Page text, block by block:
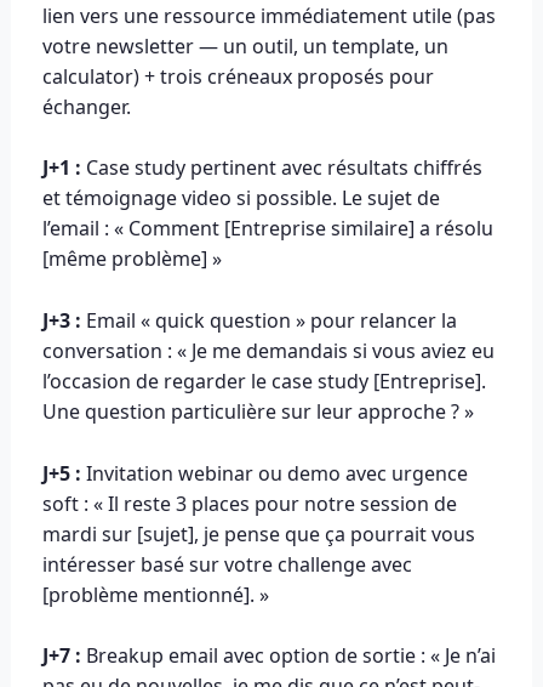
lien vers une ressource immédiatement utile (pas
votre newsletter — un outil, un template, un
calculator) + trois créneaux proposés pour
échanger.
J+1 : Case study pertinent avec résultats chiffrés
et témoignage video si possible. Le sujet de
l’email : « Comment [Entreprise similaire] a résolu
[même problème] »
J+3 : Email « quick question » pour relancer la
conversation : « Je me demandais si vous aviez eu
l’occasion de regarder le case study [Entreprise].
Une question particulière sur leur approche ? »
J+5 : Invitation webinar ou demo avec urgence
soft : « Il reste 3 places pour notre session de
mardi sur [sujet], je pense que ça pourrait vous
intéresser basé sur votre challenge avec
[problème mentionné]. »
J+7 : Breakup email avec option de sortie : « Je n’ai